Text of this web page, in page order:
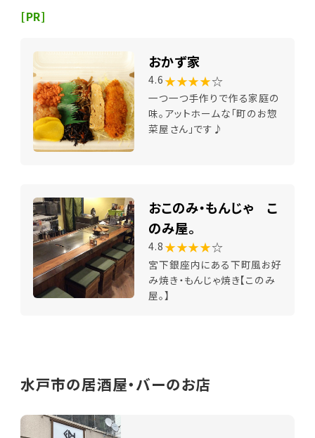
[PR]
おかず家
4.6 ★★★★☆
一つ一つ手作りで作る家庭の
味。アットホームな「町のお惣
菜屋さん」です♪
おこのみ・もんじゃ こ
のみ屋。
4.8 ★★★★☆
宮下銀座内にある下町風お好
み焼き・もんじゃ焼き【このみ
屋。】
水戸市の居酒屋・バーのお店